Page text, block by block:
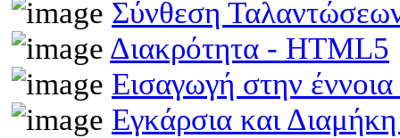
Σύνθεση
Διακρότητα - HTML5
Εισαγωγή στην
Εγκάρσια και